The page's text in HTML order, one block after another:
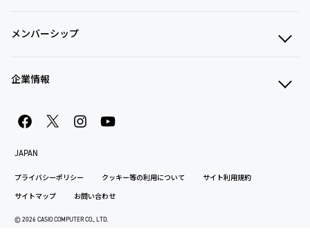
メンバーシップ
企業情報
プライバシーポリシー クッキー等の利用について サイト利用規約
サイトマップ お問い合わせ
JAPAN
© 2026 CASIO COMPUTER CO., LTD.